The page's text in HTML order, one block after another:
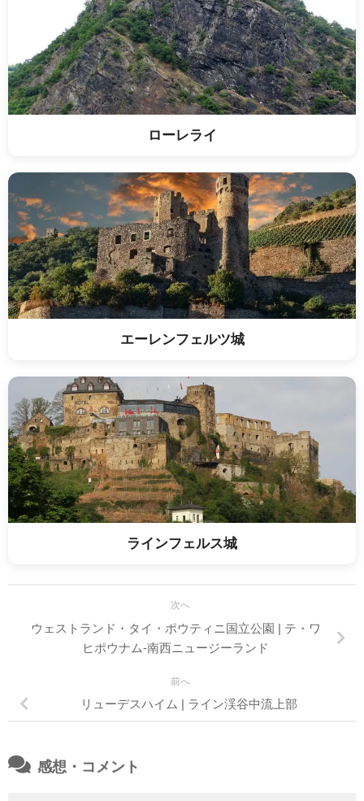
ローレライ
エーレンフェルツ城
ラインフェルス城
次へ
ウェストランド・タイ・ポウティニ国立公園 | テ・ワ
ヒポウナム-南西ニュージーランド
前へ
リューデスハイム | ライン渓谷中流上部
感想・コメント